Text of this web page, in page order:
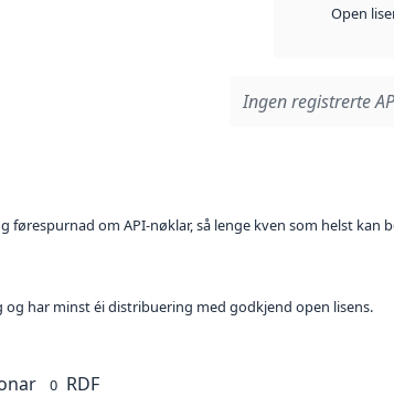
Open
Ingen registrerte
om API-nøklar, så lenge kven som helst kan
har minst éi distribuering med godkjend open lisens.
0 RDF